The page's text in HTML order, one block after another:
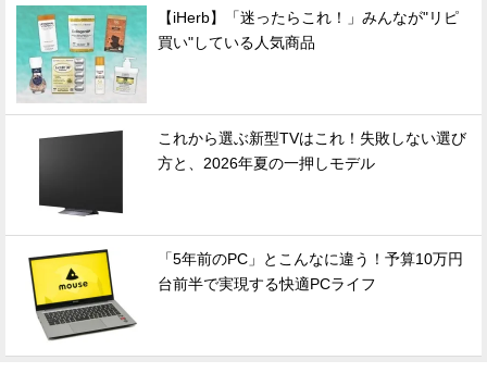
【iHerb】「迷ったらこれ！」みんなが"リピ
買い"している人気商品
これから選ぶ新型TVはこれ！失敗しない選び
方と、2026年夏の一押しモデル
「5年前のPC」とこんなに違う！予算10万円
台前半で実現する快適PCライフ